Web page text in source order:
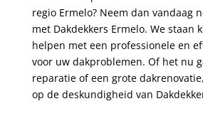
regio Ermelo? Neem dan vandaag
met Dakdekkers Ermelo. We staan
helpen met een professionele en
voor uw dakproblemen. Of het nu
reparatie of een grote
op de deskundigheid van